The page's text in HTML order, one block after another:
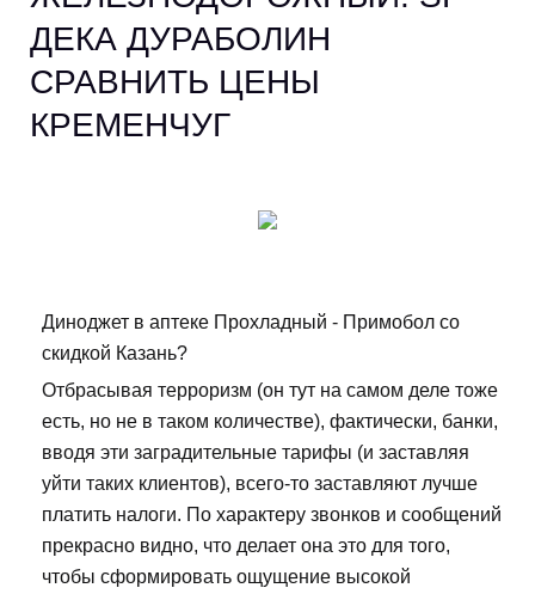
ДЕКА ДУРАБОЛИН
СРАВНИТЬ ЦЕНЫ
КРЕМЕНЧУГ
Диноджет в аптеке Прохладный - Примобол со
скидкой Казань?
Отбрасывая терроризм (он тут на самом деле тоже
есть, но не в таком количестве), фактически, банки,
вводя эти заградительные тарифы (и заставляя
уйти таких клиентов), всего-то заставляют лучше
платить налоги. По характеру звонков и сообщений
прекрасно видно, что делает она это для того,
чтобы сформировать ощущение высокой